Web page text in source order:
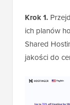
Krok 1.
ich planów
Shared
jakości do